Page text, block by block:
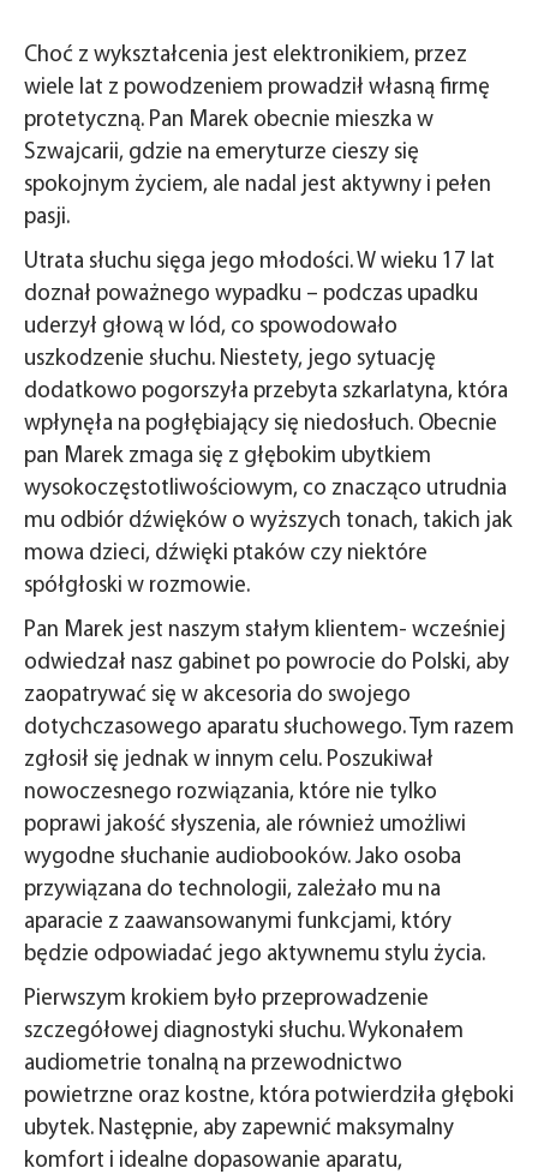
Choć z wykształcenia jest elektronikiem, przez
wiele lat z powodzeniem prowadził własną firmę
protetyczną. Pan Marek obecnie mieszka w
Szwajcarii, gdzie na emeryturze cieszy się
spokojnym życiem, ale nadal jest aktywny i pełen
pasji.
Utrata słuchu sięga jego młodości. W wieku 17 lat
doznał poważnego wypadku – podczas upadku
uderzył głową w lód, co spowodowało
uszkodzenie słuchu. Niestety, jego sytuację
dodatkowo pogorszyła przebyta szkarlatyna, która
wpłynęła na pogłębiający się niedosłuch. Obecnie
pan Marek zmaga się z głębokim ubytkiem
wysokoczęstotliwościowym, co znacząco utrudnia
mu odbiór dźwięków o wyższych tonach, takich jak
mowa dzieci, dźwięki ptaków czy niektóre
spółgłoski w rozmowie.
Pan Marek jest naszym stałym klientem- wcześniej
odwiedzał nasz gabinet po powrocie do Polski, aby
zaopatrywać się w akcesoria do swojego
dotychczasowego aparatu słuchowego. Tym razem
zgłosił się jednak w innym celu. Poszukiwał
nowoczesnego rozwiązania, które nie tylko
poprawi jakość słyszenia, ale również umożliwi
wygodne słuchanie audiobooków. Jako osoba
przywiązana do technologii, zależało mu na
aparacie z zaawansowanymi funkcjami, który
będzie odpowiadać jego aktywnemu stylu życia.
Pierwszym krokiem było przeprowadzenie
szczegółowej diagnostyki słuchu. Wykonałem
audiometrie tonalną na przewodnictwo
powietrzne oraz kostne, która potwierdziła głęboki
ubytek. Następnie, aby zapewnić maksymalny
komfort i idealne dopasowanie aparatu,